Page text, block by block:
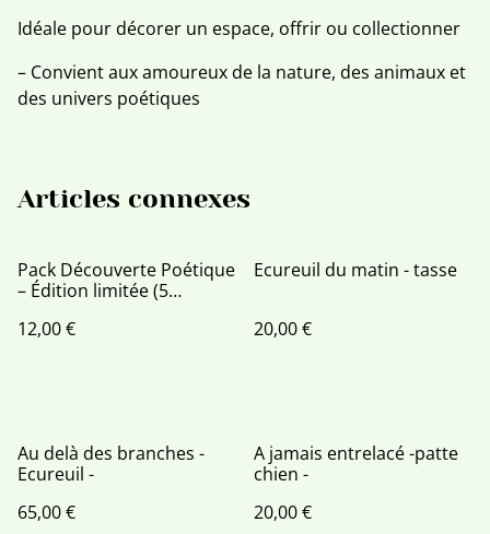
Idéale pour décorer un espace, offrir ou collectionner
– Convient aux amoureux de la nature, des animaux et
des univers poétiques
Articles connexes
Pack Découverte Poétique
– Édition limitée (5
12,00 €
Ecureuil du matin - tasse
20,00 €
Au delà des branches -
Ecureuil -
65,00 €
A jamais entrelacé -patte
chien -
20,00 €